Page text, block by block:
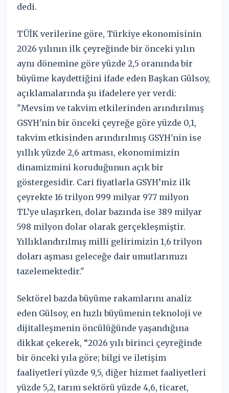
dedi.
TÜİK verilerine göre, Türkiye ekonomisinin
2026 yılının ilk çeyreğinde bir önceki yılın
aynı dönemine göre yüzde 2,5 oranında bir
büyüme kaydettiğini ifade eden Başkan Gülsoy,
açıklamalarında şu ifadelere yer verdi:
"Mevsim ve takvim etkilerinden arındırılmış
GSYH'nin bir önceki çeyreğe göre yüzde 0,1,
takvim etkisinden arındırılmış GSYH'nin ise
yıllık yüzde 2,6 artması, ekonomimizin
dinamizmini koruduğunun açık bir
göstergesidir. Cari fiyatlarla GSYH’miz ilk
çeyrekte 16 trilyon 999 milyar 977 milyon
TL’ye ulaşırken, dolar bazında ise 389 milyar
598 milyon dolar olarak gerçekleşmiştir.
Yıllıklandırılmış milli gelirimizin 1,6 trilyon
doları aşması geleceğe dair umutlarımızı
tazelemektedir."
Sektörel bazda büyüme rakamlarını analiz
eden Gülsoy, en hızlı büyümenin teknoloji ve
dijitalleşmenin öncülüğünde yaşandığına
dikkat çekerek, “2026 yılı birinci çeyreğinde
bir önceki yıla göre; bilgi ve iletişim
faaliyetleri yüzde 9,5, diğer hizmet faaliyetleri
yüzde 5,2, tarım sektörü yüzde 4,6, ticaret,